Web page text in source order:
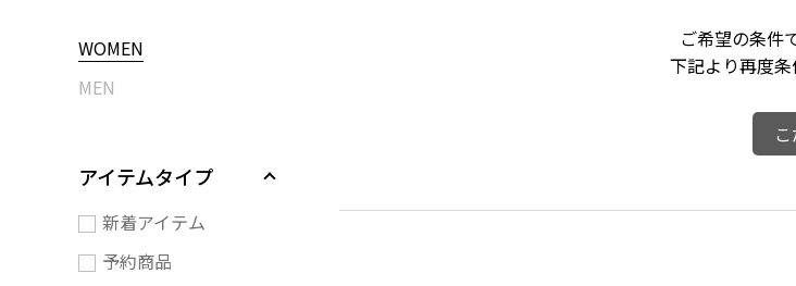
WOMEN
MEN
アイテムタイプ
新着アイテム
予約商品
ご希望の条件
下記より再度条